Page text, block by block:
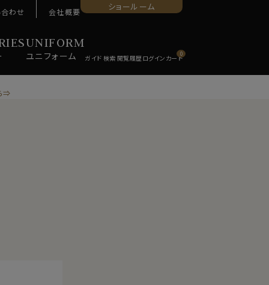
UNIFORM
ユニ フォーム
わせ 会社概要 ショールーム
0
⇒